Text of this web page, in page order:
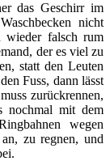
das Geschirr im
nicht
wieder falsch rum
der es viel zu
statt den Leuten
Fuss, dann lässt
zurückrennen,
nochmal mit dem
wegen
zu regnen, und